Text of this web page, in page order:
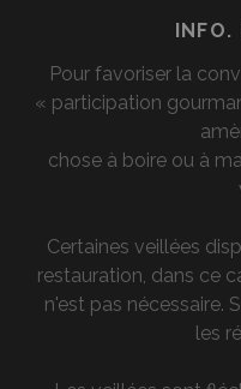
INFO.
Pour favoriser la
« participation
chose à boire ou à
Certaines veillées
restauration, dans ce
n'est pas nécessaire.
les